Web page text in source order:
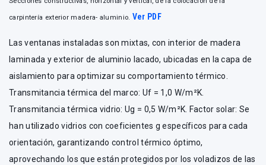
carpintería exterior madera- aluminio. Ver PDF
Las ventanas instaladas son mixtas, con interior de madera
laminada y exterior de aluminio lacado, ubicadas en la capa de
aislamiento para optimizar su comportamiento térmico.
Transmitancia térmica del marco: Uf = 1,0 W/m²K.
Transmitancia térmica vidrio: Ug = 0,5 W/m²K. Factor solar: Se
han utilizado vidrios con coeficientes g específicos para cada
orientación, garantizando control térmico óptimo,
aprovechando los que están protegidos por los voladizos de las